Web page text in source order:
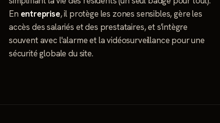
En entreprise, il protège les zones sensibles, gère les
accès des salariés et des prestataires, et s'intègre
souvent avec l'alarme et la vidéosurveillance pour une
sécurité globale du site.